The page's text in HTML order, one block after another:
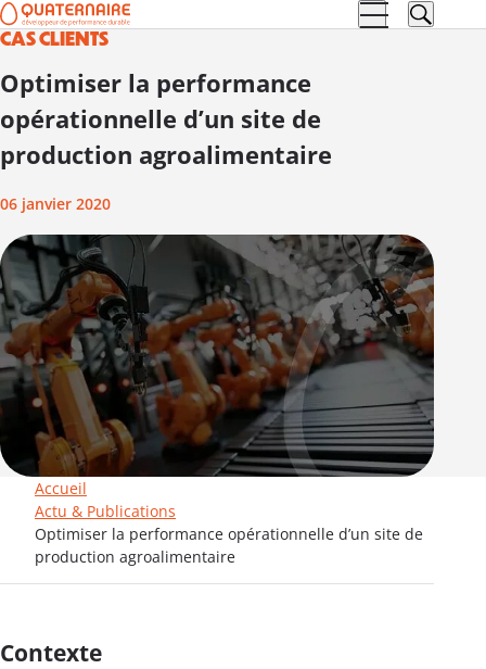
Aller à la
Aller au
CAS CLIENTS
Optimiser la performance
opérationnelle d’un site de
production agroalimentaire
06 janvier 2020
Accueil
Actu & Publications
Optimiser la performance opérationnelle d’un site de
production agroalimentaire
Contexte